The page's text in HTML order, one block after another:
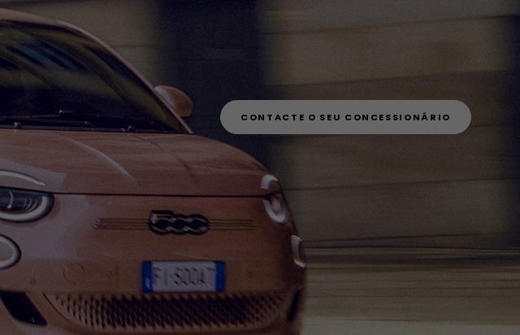
CONTACTE O SEU CONCESSIONÁRIO